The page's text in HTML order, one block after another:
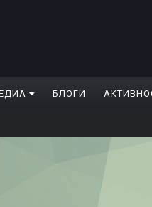
БЛОГИ